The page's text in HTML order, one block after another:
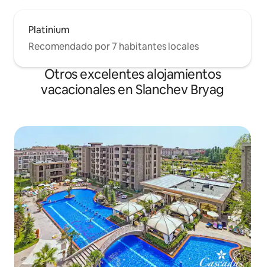
Platinium
Recomendado por 7 habitantes locales
Otros excelentes alojamientos
vacacionales en Slanchev Bryag